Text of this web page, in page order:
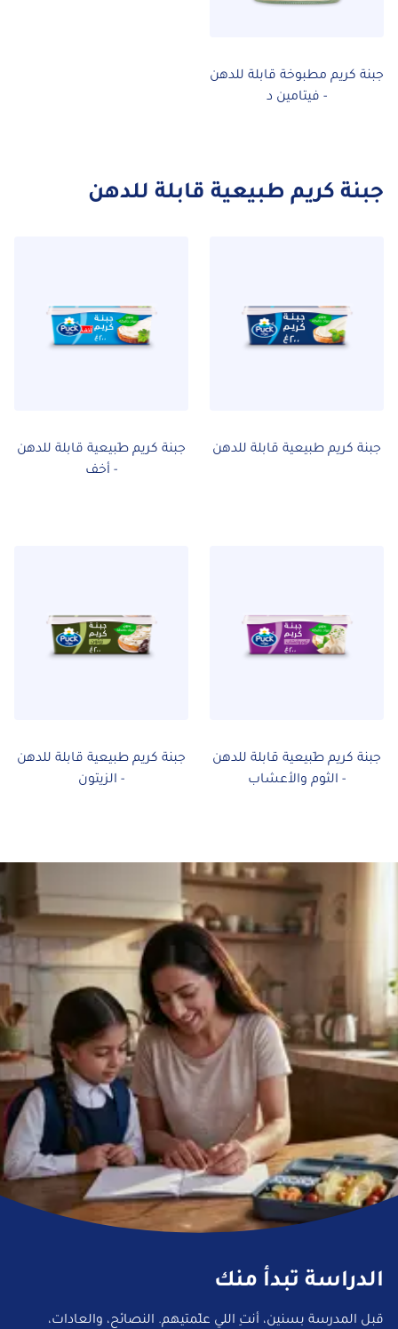
جبنة كريم مطبوخة قابلة للدهن
- فيتامين د
جبنة كريم طبيعية قابلة للدهن
جبنة كريم طبيعية قابلة للدهن
جبنة كريم طَبيعية قابلة للدهن
- أخف
جبنة كريم طَبيعية قابلة للدهن
- الثوم والأعشاب
جبنة كريم طبيعية قابلة للدهن
- الزيتون
الدراسة تبدأ منك
قبل المدرسة بسنين، أنتِ اللي علّمتيهم. النصائح، والعادات،